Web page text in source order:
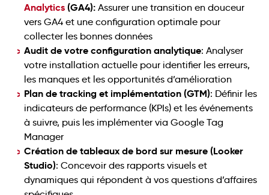
Analytics(GA4): Assurer une transition en douceur
vers GA4 et une configuration optimale pour
collecter les bonnes données
Audit de votre configuration analytique: Analyser
votre installation actuelle pour identifier les erreurs,
les manques et les opportunités d’amélioration
Plan de tracking et implémentation (GTM): Définir les
indicateurs de performance (KPIs) et les événements
à suivre, puis les implémenter via Google Tag
Manager
Création de tableaux de bord sur mesure (Looker
Studio): Concevoir des rapports visuels et
dynamiques qui répondent à vos questions d’affaires